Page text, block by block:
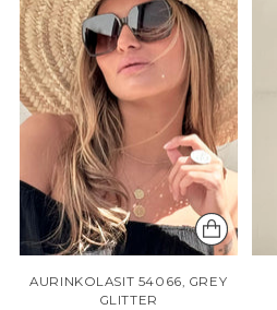
AURINKOLASIT 54066, GREY
GLITTER